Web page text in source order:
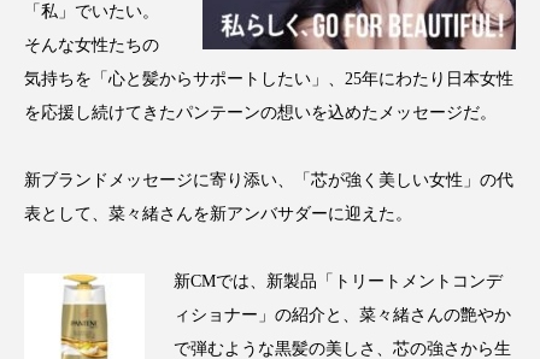
カウンセラー カウンセリング
カカイオイル
クローズアップ ケーススタディ
コネクテッド・ビューティ コミュニケーション
「私」でいたい。
そんな女性たちの
気持ちを「心と髪からサポートしたい」、25年にわたり日本女性
を応援し続けてきたパンテーンの想いを込めたメッセージだ。
新ブランドメッセージに寄り添い、「芯が強く美しい女性」の代
表として、菜々緒さんを新アンバサダーに迎えた。
新CMでは、新製品「トリートメントコンデ
ィショナー」の紹介と、菜々緒さんの艶やか
で弾むような黒髪の美しさ、芯の強さから生